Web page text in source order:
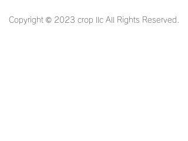
Copyright © 2023 crop llc All Rights Reserved.